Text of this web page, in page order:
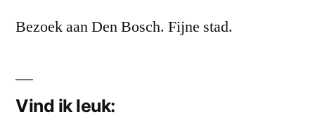
Bezoek aan Den Bosch. Fijne stad.
Vind ik leuk: